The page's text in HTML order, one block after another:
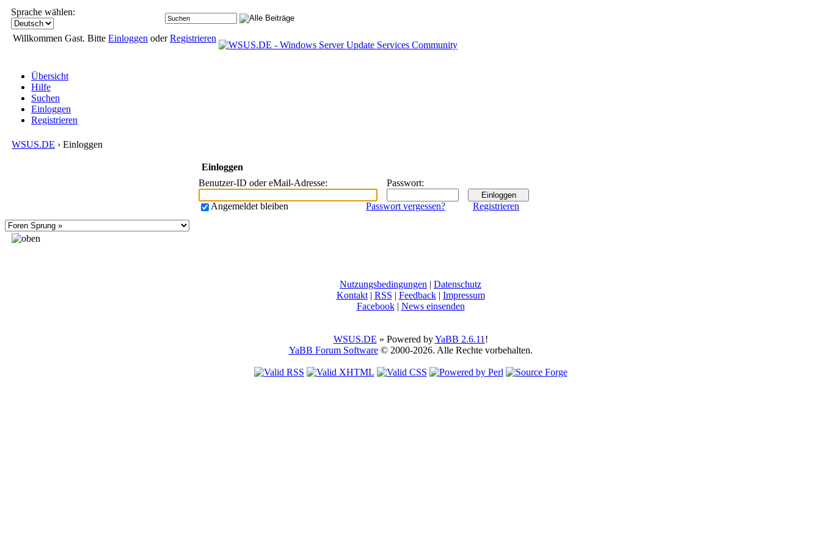
Sprache wählen:
Willkommen Gast. Bitte Einloggen oderRegistrieren
Übersicht
Hilfe
Suchen
Einloggen
Registrieren
WSUS.DE › Einloggen
Einloggen
Benutzer-ID oder eMail-Adresse: Passwort:
Angemeldet bleiben Registrieren
Passwort vergessen?
Nutzungsbedingungen | Datenschutz
Kontakt| RSS | Feedback| Impressum
Facebook| News einsenden
WSUS.DE » Powered byYaBB 2.6.11 !
YaBB Forum Software© 2000-2026. Alle Rechte vorbehalten.